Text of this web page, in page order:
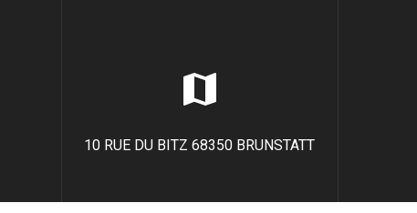
10 RUE DU BITZ 68350 BRUNSTATT